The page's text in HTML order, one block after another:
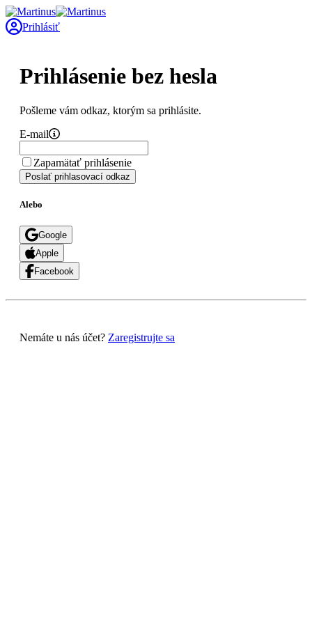
Prihlásiť
Prihlásenie bez hesla
Pošleme vám odkaz, ktorým sa prihlásite.
E-mail
Zapamätať prihlásenie
Poslať prihlasovací odkaz
Alebo
Google
Apple
Facebook
Nemáte u nás účet? Zaregistrujte sa